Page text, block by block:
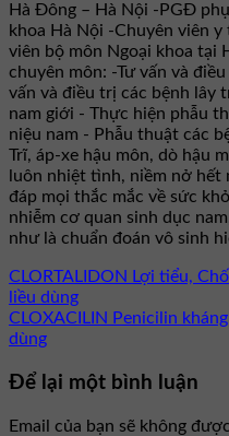
Hà Đông – Hà Nội -PGĐ
khoa Hà Nội -Chuyên viên
viên bộ môn Ngoại khoa tại
chuyên môn: -Tư vấn và
vấn và điều trị các bệnh lây
nam giới - Thực hiện phẫu
niệu nam - Phẫu thuật các
Trĩ, áp-xe hậu môn, dò hậu
luôn nhiệt tình, niềm nở hết
đáp mọi thắc mắc về sức
nhiễm cơ quan sinh dục
như là chuẩn đoán vô sinh
CLORTALIDON Lợi tiểu,
liều dùng
CLOXACILIN Penicilin
dùng
Để lại một bình luận
Email của bạn sẽ không